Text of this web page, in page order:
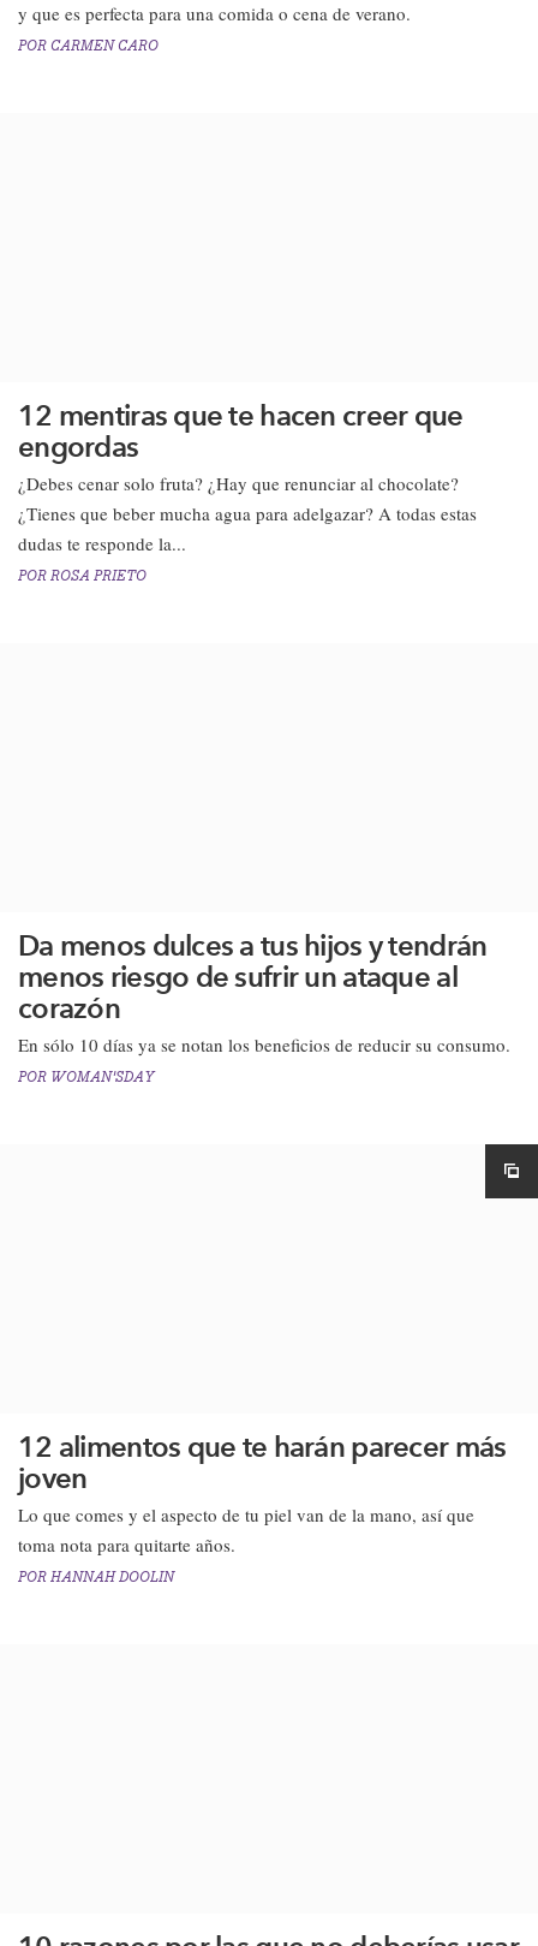
y que es perfecta para una comida o cena de verano.​
POR CARMEN CARO
12 mentiras que te hacen creer que
engordas
¿Debes cenar solo fruta? ¿Hay que renunciar al chocolate?
¿Tienes que beber mucha agua para adelgazar? A todas estas
dudas te responde la...
POR ROSA PRIETO
Da menos dulces a tus hijos y tendrán
menos riesgo de sufrir un ataque al
corazón
En sólo 10 días ya se notan los beneficios de reducir su consumo.
POR WOMAN'SDAY
12 alimentos que te harán parecer más
joven
Lo que comes y el aspecto de tu piel van de la mano, así que
toma nota para quitarte años.
POR HANNAH DOOLIN